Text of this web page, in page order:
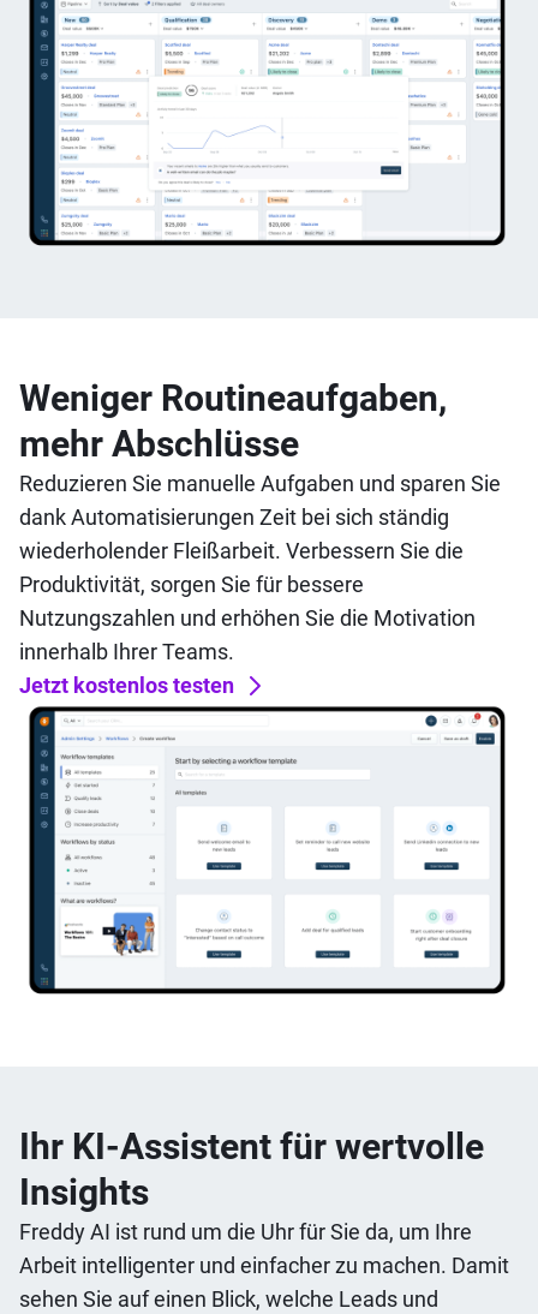
Weniger Routineaufgaben,
mehr Abschlüsse
Reduzieren Sie manuelle Aufgaben und sparen Sie
dank Automatisierungen Zeit bei sich ständig
wiederholender Fleißarbeit. Verbessern Sie die
Produktivität, sorgen Sie für bessere
Nutzungszahlen und erhöhen Sie die Motivation
innerhalb Ihrer Teams.
Jetzt kostenlos testen
Ihr KI-Assistent für wertvolle
Insights
Freddy AI ist rund um die Uhr für Sie da, um Ihre
Arbeit intelligenter und einfacher zu machen. Damit
sehen Sie auf einen Blick, welche Leads und